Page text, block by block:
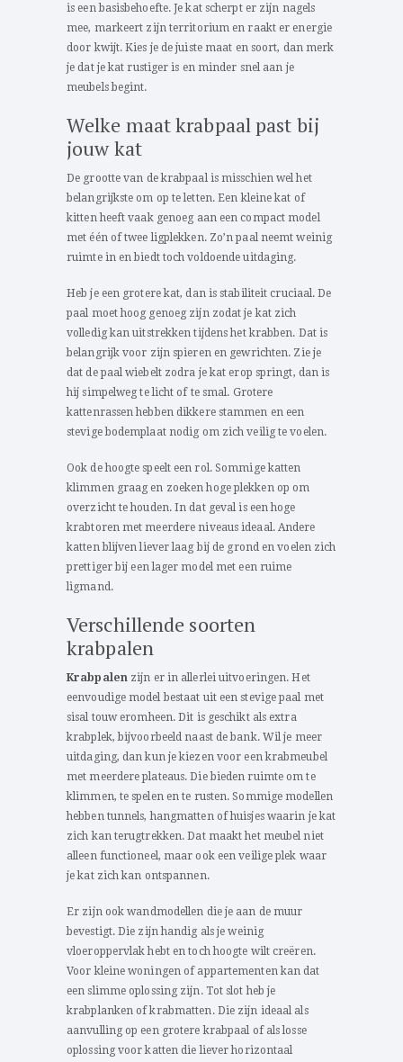
is een basisbehoefte. Je kat scherpt er zijn nagels
mee, markeert zijn territorium en raakt er energie
door kwijt. Kies je de juiste maat en soort, dan merk
je dat je kat rustiger is en minder snel aan je
meubels begint.
Welke maat krabpaal past bij
jouw kat
De grootte van de krabpaal is misschien wel het
belangrijkste om op te letten. Een kleine kat of
kitten heeft vaak genoeg aan een compact model
met één of twee ligplekken. Zo’n paal neemt weinig
ruimte in en biedt toch voldoende uitdaging.
Heb je een grotere kat, dan is stabiliteit cruciaal. De
paal moet hoog genoeg zijn zodat je kat zich
volledig kan uitstrekken tijdens het krabben. Dat is
belangrijk voor zijn spieren en gewrichten. Zie je
dat de paal wiebelt zodra je kat erop springt, dan is
hij simpelweg te licht of te smal. Grotere
kattenrassen hebben dikkere stammen en een
stevige bodemplaat nodig om zich veilig te voelen.
Ook de hoogte speelt een rol. Sommige katten
klimmen graag en zoeken hoge plekken op om
overzicht te houden. In dat geval is een hoge
krabtoren met meerdere niveaus ideaal. Andere
katten blijven liever laag bij de grond en voelen zich
prettiger bij een lager model met een ruime
ligmand.
Verschillende soorten
krabpalen
Krabpalen zijn er in allerlei uitvoeringen. Het
eenvoudige model bestaat uit een stevige paal met
sisal touw eromheen. Dit is geschikt als extra
krabplek, bijvoorbeeld naast de bank. Wil je meer
uitdaging, dan kun je kiezen voor een krabmeubel
met meerdere plateaus. Die bieden ruimte om te
klimmen, te spelen en te rusten. Sommige modellen
hebben tunnels, hangmatten of huisjes waarin je kat
zich kan terugtrekken. Dat maakt het meubel niet
alleen functioneel, maar ook een veilige plek waar
je kat zich kan ontspannen.
Er zijn ook wandmodellen die je aan de muur
bevestigt. Die zijn handig als je weinig
vloeroppervlak hebt en toch hoogte wilt creëren.
Voor kleine woningen of appartementen kan dat
een slimme oplossing zijn. Tot slot heb je
krabplanken of krabmatten. Die zijn ideaal als
aanvulling op een grotere krabpaal of als losse
oplossing voor katten die liever horizontaal